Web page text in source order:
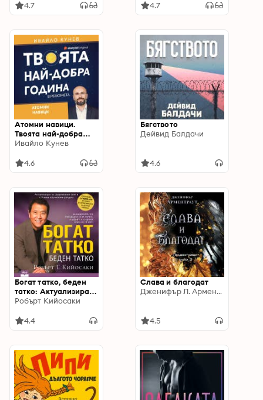
4.7 4.7
Атомни навици.
Твоята най-добра
година
Ивайло Кунев
4.6
Бягството
Дейвид Балдачи
4.6
Богат татко, беден
татко: Актуализиран
за съвременния свят
обучителни раздела
Робърт Кийосаки
4.4
Слава и благодат
Дженифър Л. Арментраут
4.5